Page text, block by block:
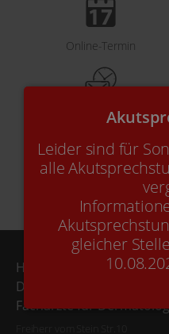
Leider sind für
alle
gleicher
Online-Termin
Kontakt
Hautarztpraxis Kamp-
Dr. Fuchs & Kollegen
Fachärzte für